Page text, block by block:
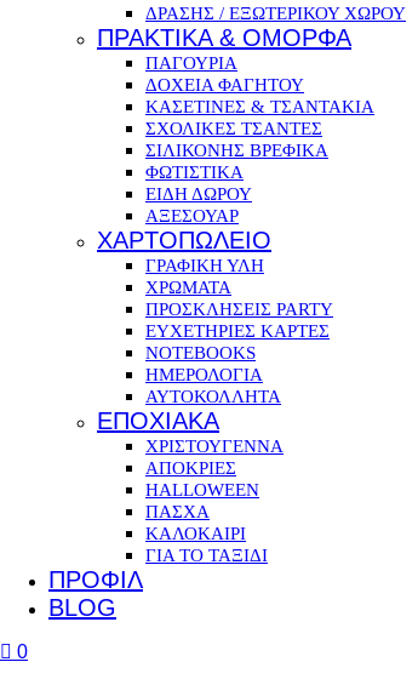
ΔΡΑΣΗΣ / ΕΞΩΤΕΡΙΚΟΥ ΧΩΡΟΥ
ΠΡΑΚΤΙΚΑ & ΟΜΟΡΦΑ
ΠΑΓΟΥΡΙΑ
ΔΟΧΕΙΑ ΦΑΓΗΤΟΥ
ΚΑΣΕΤΙΝΕΣ & ΤΣΑΝΤΑΚΙΑ
ΣΧΟΛΙΚΕΣ ΤΣΑΝΤΕΣ
ΣΙΛΙΚΟΝΗΣ ΒΡΕΦΙΚΑ
ΦΩΤΙΣΤΙΚΑ
ΕΙΔΗ ΔΩΡΟΥ
ΑΞΕΣΟΥΑΡ
ΧΑΡΤΟΠΩΛΕΙΟ
ΓΡΑΦΙΚΗ ΥΛΗ
ΧΡΩΜΑΤΑ
ΠΡΟΣΚΛΗΣΕΙΣ PARTY
ΕΥΧΕΤΗΡΙΕΣ ΚΑΡΤΕΣ
NOTEBOOKS
ΗΜΕΡΟΛΟΓΙΑ
ΑΥΤΟΚΟΛΛΗΤΑ
ΕΠΟΧΙΑΚΑ
ΧΡΙΣΤΟΥΓΕΝΝΑ
ΑΠΟΚΡΙΕΣ
HALLOWEEN
ΠΑΣΧΑ
ΚΑΛΟΚΑΙΡΙ
ΓΙΑ ΤΟ ΤΑΞΙΔΙ
ΠΡΟΦΙΛ
BLOG
0